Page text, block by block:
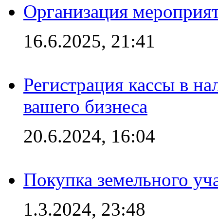
Организация
16.6.2025, 21:41
Регистрация кассы в
вашего бизнеса
20.6.2024, 16:04
Покупка земельного
1.3.2024, 23:48